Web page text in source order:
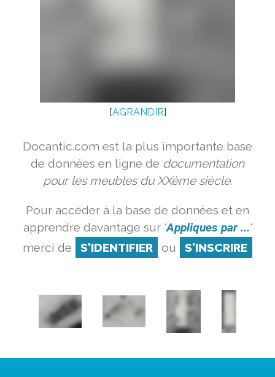
[AGRANDIR]
Docantic.com est la plus importante base
de données en ligne de documentation
pour les meubles du XXème siècle.
Pour accéder à la base de données et en
apprendre davantage sur 'Appliques par ...'
merci de
S'IDENTIFIER ou S'INSCRIRE